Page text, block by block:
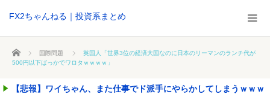
FX2ちゃんねる｜投資系まとめ
ホーム 国際問題
英国人「世界3位の経済大国なのに日本のリーマンのランチ代が
500円以下ばっかでワロタｗｗｗｗ」
【悲報】ワイちゃん、また仕事でド派手にやらかしてしまうｗｗｗ